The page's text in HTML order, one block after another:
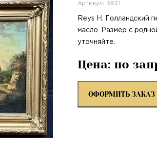
Артикул: 3831
Reys H. Голландский
масло. Размер с
уточняйте.
Цена: по
ОФОРМИТЬ ЗАКАЗ